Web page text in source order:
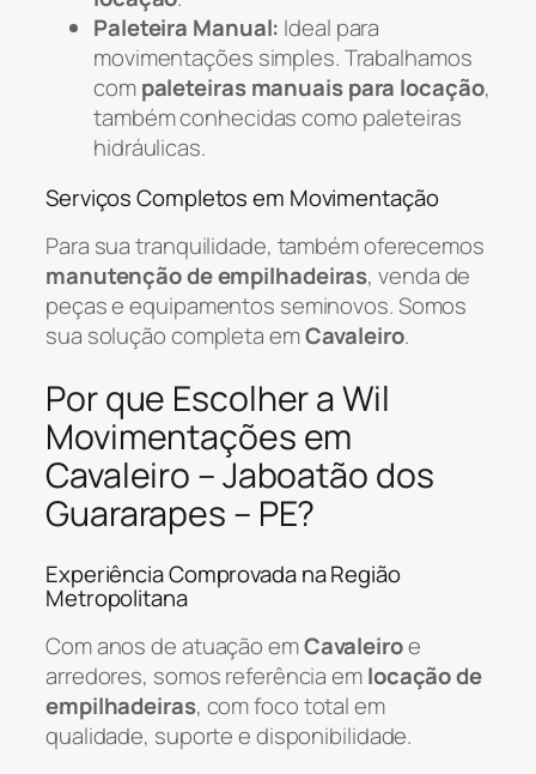
Paleteira Manual: Ideal para
movimentações simples. Trabalhamos
compaleteiras manuais para locação,
também conhecidas como paleteiras
hidráulicas.
Serviços Completos em Movimentação
Para sua tranquilidade, também oferecemos
manutenção de empilhadeiras, venda de
peças e equipamentos seminovos. Somos
sua solução completa emCavaleiro.
Por que Escolher a Wil
Movimentações em
Cavaleiro – Jaboatão dos
Guararapes – PE?
Experiência Comprovada na Região
Metropolitana
Com anos de atuação emCavaleiroe
arredores, somos referência emlocação de
empilhadeiras, com foco total em
qualidade, suporte e disponibilidade.